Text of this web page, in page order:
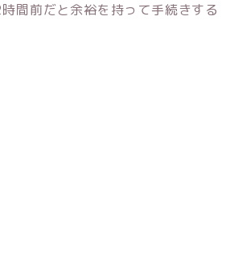
間前だと余裕を持って手続きする